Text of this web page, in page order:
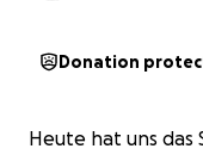
Donation
Heute hat uns das